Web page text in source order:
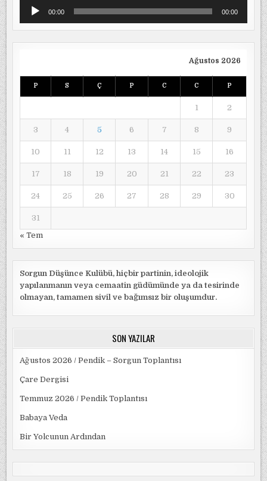
Ses
oynatıcı00:00 00:00
Ağustos 2026
P S Ç P C C P
1 2
3 4 5 6 7 8 9
10 11 12 13 14 15 16
17 18 19 20 21 22 23
24 25 26 27 28 29 30
31
« Tem
Sorgun Düşünce Kulübü, hiçbir partinin, ideolojik
yapılanmanın veya cemaatin güdümünde ya da tesirinde
olmayan, tamamen sivil ve bağımsız bir oluşumdur.
SON YAZILAR
Ağustos 2026 / Pendik – Sorgun Toplantısı
Çare Dergisi
Temmuz 2026 / Pendik Toplantısı
Babaya Veda
Bir Yolcunun Ardından